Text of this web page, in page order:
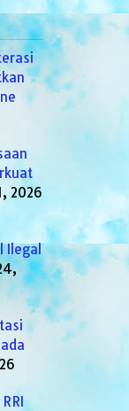
2026
Ilegal